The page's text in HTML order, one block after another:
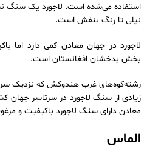
استفاده می‌شده است. لاجورد یک سنگ
نیلی تا رنگ بنفش است.
لاجورد در جهان معادن کمی دارد اما
بخش بدخشان افغانستان است.
رشته‌کوه‌های غرب هندوکش که نزدیک
زیادی از سنگ لاجورد در سرتاسر جهان
معادن دارای سنگ لاجورد باکیفیت و
الماس